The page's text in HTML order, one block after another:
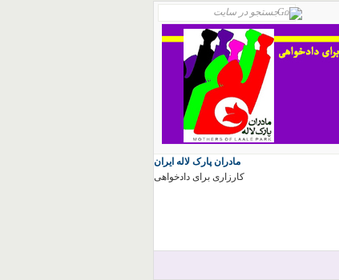
مادران پارک لاله ایران
کارزاری برای دادخواهی